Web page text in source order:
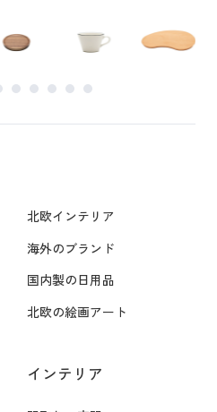
北欧インテリア
海外のブランド
国内製の日用品
北欧の絵画アート
インテリア